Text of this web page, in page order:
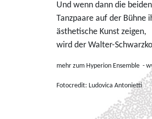
Und wenn dann die beiden
Tanzpaare auf der Bühne
ästhetische Kunst zeigen,
wird der Walter-
mehr zum Hyperion Ensemble -
Fotocredit: Ludovica Antonietti